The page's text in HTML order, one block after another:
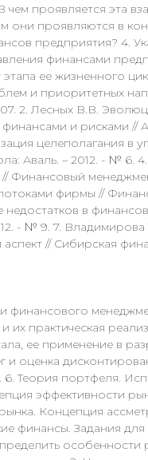
проявляется эта
они проявляются в
предприятия? 4.
финансами
ее жизненного
и приоритетных
2. Лесных В.В.
и рисками //
целеполагания в
Аваль. – 2012. - № 6.
Финансовый
фирмы //
в
- № 9. 7.
аспект // Сибирская
финансового
их практическая
ее применение в
и оценка
6. Теория портфеля.
эффективности
Концепция
финансы. Задания
особенности